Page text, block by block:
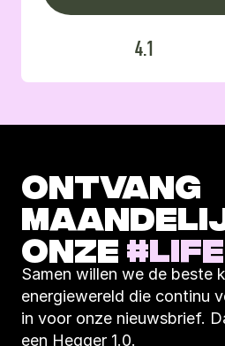
Altijd boetevrij
Altijd boetevrij
4.1
ONTVANG
ONZE
Samen willen we de beste
energiewereld die continu
in voor onze nieuwsbrief.
een Hegger 1.0.